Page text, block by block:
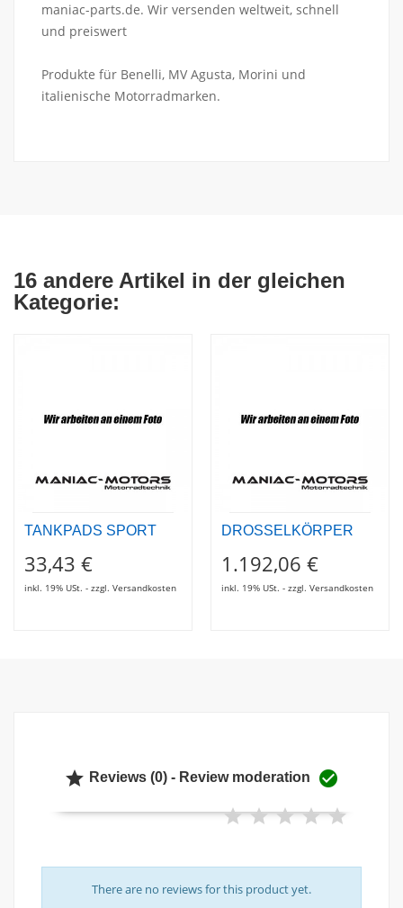
maniac-parts.de. Wir versenden weltweit, schnell
und preiswert
Produkte für Benelli, MV Agusta, Morini und
italienische Motorradmarken.
16 andere Artikel in der gleichen
Kategorie:
TANKPADS SPORT
33,43 €
inkl. 19% USt. - zzgl. Versandkosten
DROSSELKÖRPER
1.192,06 €
inkl. 19% USt. - zzgl. Versandkosten
 Reviews (0) - Review moderation 
There are no reviews for this product yet.